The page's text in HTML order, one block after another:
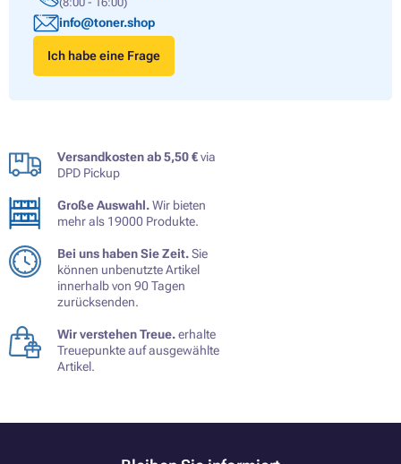
info@toner.shop
Ich habe eine Frage
Versandkosten ab 5,50 €via
DPD Pickup
Große Auswahl.Wir bieten
mehr als 19000 Produkte.
Bei uns haben Sie Zeit.Sie
können unbenutzte Artikel
innerhalb von 90 Tagen
zurücksenden.
Wir verstehen Treue.erhalte
Treuepunkte auf ausgewählte
Artikel.